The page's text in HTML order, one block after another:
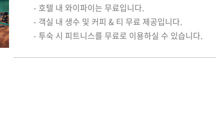
- 호텔 내 와이파이는 무료입니다.
- 객실 내 생수 및 커피 & 티 무료 제공입니다.
- 투숙 시 피트니스를 무료로 이용하실 수 있습니다.